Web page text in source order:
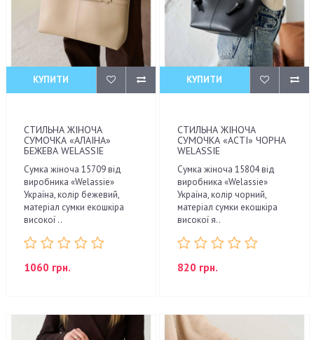
КУПИТИ
СТИЛЬНА ЖІНОЧА
СУМОЧКА «АЛАІНА»
БЕЖЕВА WELASSIE
Сумка жіноча 15709 від
виробника «Welassie»
Україна, колір бежевий,
матеріал сумки екошкіра
високої ..
1060 грн.
КУПИТИ
СТИЛЬНА ЖІНОЧА
СУМОЧКА «АСТІ» ЧОРНА
WELASSIE
Сумка жіноча 15804 від
виробника «Welassie»
Україна, колір чорний,
матеріал сумки екошкіра
високої я..
820 грн.